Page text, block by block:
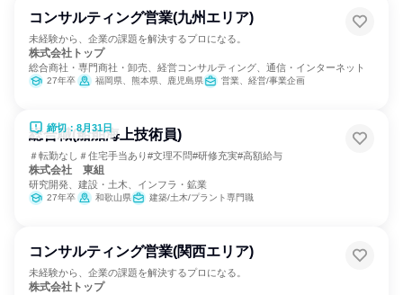
コンサルティング営業(九州エリア)
未経験から、企業の課題を解決するプロになる。
株式会社トップ
総合商社・専門商社・卸売、経営コンサルティング、通信・インターネット
27年卒 福岡県、熊本県、鹿児島県 営業、経営/事業企画
締切：8月31日
総合職(船舶海上技術員)
＃転勤なし＃住宅手当あり#文理不問#研修充実#高額給与
株式会社 東組
研究開発、建設・土木、インフラ・鉱業
27年卒 和歌山県 建築/土木/プラント専門職
コンサルティング営業(関西エリア)
未経験から、企業の課題を解決するプロになる。
株式会社トップ